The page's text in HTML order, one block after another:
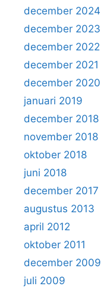
december 2024
december 2023
december 2022
december 2021
december 2020
januari 2019
december 2018
november 2018
oktober 2018
juni 2018
december 2017
augustus 2013
april 2012
oktober 2011
december 2009
juli 2009